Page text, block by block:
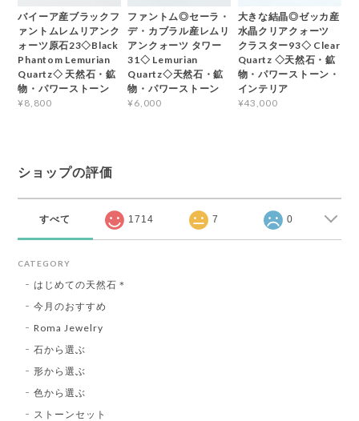
バイーア産ブラックフ
ァントムレムリアンク
ォーツ原石23◇Black
Phantom Lemurian
Quartz◇ 天然石・鉱
物・パワーストーン
¥8,800
ファントム◎セーラ・
デ・カブラル産レムリ
アンクォーツ タワー
31◇ Lemurian
Quartz◇天然石・鉱
物・パワーストーン
¥6,000
大きな結晶◎ゼッカ産
水晶クリアクォーツ
クラスター93◇ Clear
Quartz ◇天然石・鉱
物・パワーストーン・
インテリア
¥43,000
ショップの評価
すべて 1714 7 0
CATEGORY
はじめての天然石＊
今月のおすすめ
Roma Jewelry
石から選ぶ
形から選ぶ
色から選ぶ
ストーンセット